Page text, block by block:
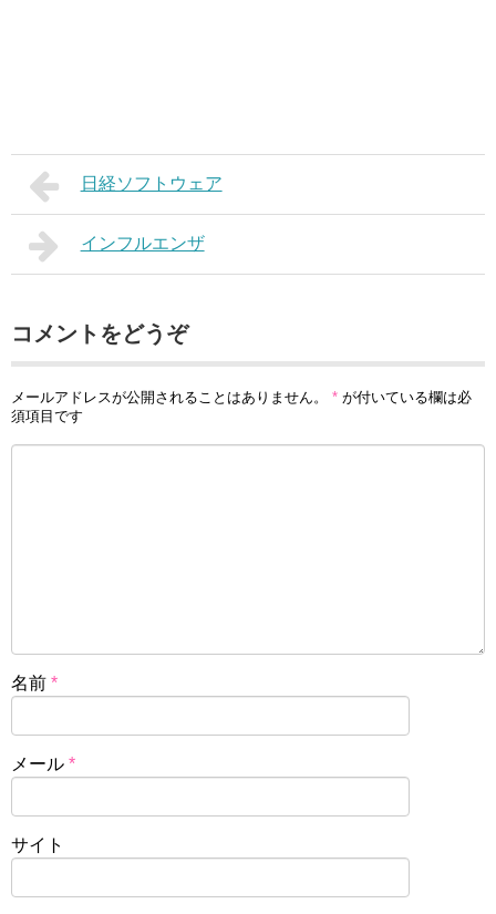
日経ソフトウェア
インフルエンザ
コメントをどうぞ
メールアドレスが公開されることはありません。 * が付いている欄は必
須項目です
名前 *
メール *
サイト